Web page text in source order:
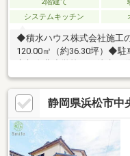
2階建て
システムキッチン
◆積水ハウス株式会社施工
120.00㎡（約36.30坪）◆
時期は相談
静岡県浜松市中